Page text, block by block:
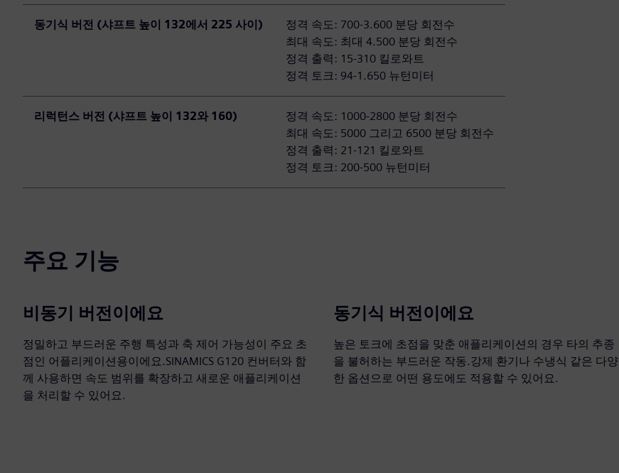
동기식 버전 (샤프트 높이 132에서 225 사이)
정격 속도: 700-3.600 분당 회전수
최대 속도: 최대 4.500 분당 회전수
정격 출력: 15-310 킬로와트
정격 토크: 94-1.650 뉴턴미터
리럭턴스 버전 (샤프트 높이 132와 160)
정격 속도: 1000-2800 분당 회전수
최대 속도: 5000 그리고 6500 분당 회전수
정격 출력: 21-121 킬로와트
정격 토크: 200-500 뉴턴미터
주요 기능
비동기 버전이에요
정밀하고 부드러운 주행 특성과 축 제어 가능성이 주요 초
점인 어플리케이션용이에요.SINAMICS G120 컨버터와 함
께 사용하면 속도 범위를 확장하고 새로운 애플리케이션
을 처리할 수 있어요.
동기식 버전이에요
높은 토크에 초점을 맞춘 애플리케이션의 경우 타의 추종
을 불허하는 부드러운 작동.강제 환기나 수냉식 같은 다양
한 옵션으로 어떤 용도에도 적용할 수 있어요.